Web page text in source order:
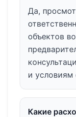
Да,
объектов
и условиям
Какие